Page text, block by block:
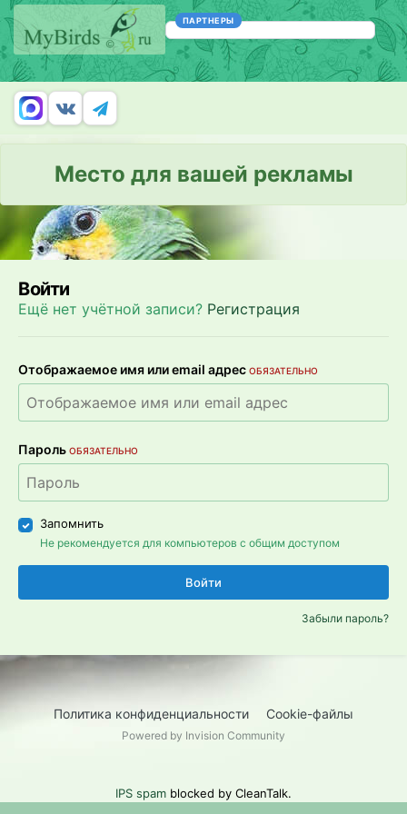
ПАРТНЕРЫ
Место для вашей рекламы
Войти
Ещё нет учётной записи? Регистрация
Отображаемое имя или email адрес ОБЯЗАТЕЛЬНО
Пароль ОБЯЗАТЕЛЬНО
Запомнить
Не рекомендуется для компьютеров с общим доступом
Войти
Забыли пароль?
Политика конфиденциальности Cookie-файлы
Powered by Invision Community
IPS spam blocked by CleanTalk.